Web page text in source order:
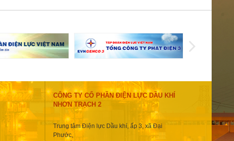
CÔNG TY CỔ PHẦN ĐIỆN LỰC DẦU KHÍ
NHƠN TRẠCH 2
Trung tâm Điện lực Dầu khí, ấp 3, xã Đại
Phước,